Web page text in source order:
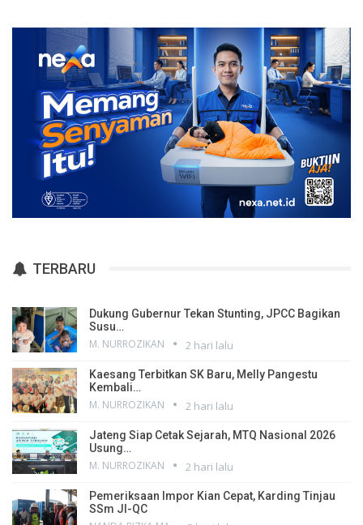
TERBARU
Dukung Gubernur Tekan Stunting, JPCC Bagikan
Susu…
M. NURROZIKAN 2 hari lalu
Kaesang Terbitkan SK Baru, Melly Pangestu
Kembali…
M. NURROZIKAN 2 hari lalu
Jateng Siap Cetak Sejarah, MTQ Nasional 2026
Usung…
M. NURROZIKAN 2 hari lalu
Pemeriksaan Impor Kian Cepat, Karding Tinjau
SSm JI-QC